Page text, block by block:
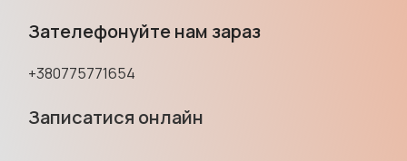
Зателефонуйте нам зараз
+380775771654
Записатися онлайн